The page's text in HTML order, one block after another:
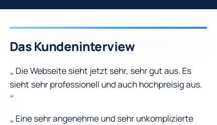
Das Kundeninterview
„ Die Webseite sieht jetzt sehr, sehr gut aus. Es
sieht sehr professionell und auch hochpreisig aus.
“
„ Eine sehr angenehme und sehr unkomplizierte